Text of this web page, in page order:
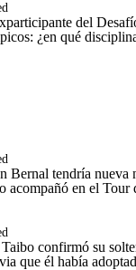
del
¿en qué
Bernal tendría nueva
acompañó en el Tour
confirmó su
que él había